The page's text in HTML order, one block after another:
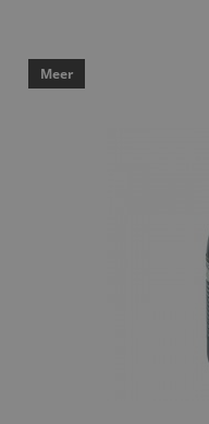
Meer